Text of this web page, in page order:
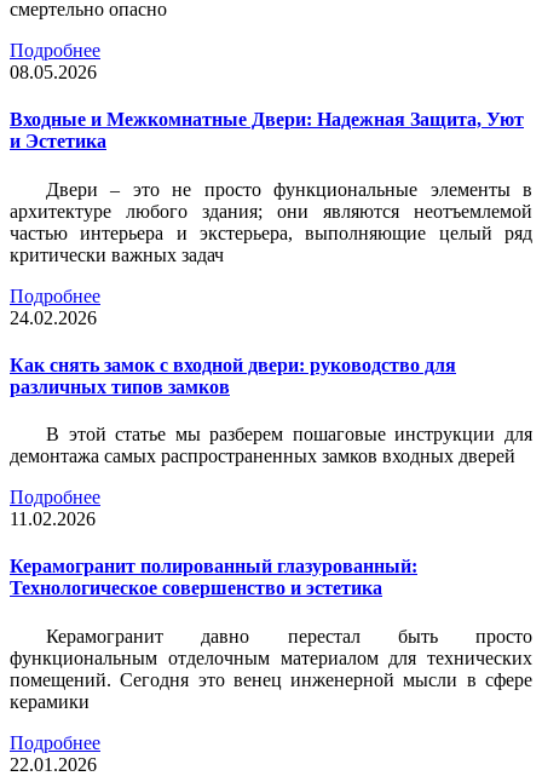
смертельно опасно
Подробнее
08.05.2026
Входные и Межкомнатные Двери: Надежная Защита, Уют
и Эстетика
Двери – это не просто функциональные элементы в
архитектуре любого здания; они являются неотъемлемой
частью интерьера и экстерьера, выполняющие целый ряд
критически важных задач
Подробнее
24.02.2026
Как снять замок с входной двери: руководство для
различных типов замков
В этой статье мы разберем пошаговые инструкции для
демонтажа самых распространенных замков входных дверей
Подробнее
11.02.2026
Керамогранит полированный глазурованный:
Технологическое совершенство и эстетика
Керамогранит давно перестал быть просто
функциональным отделочным материалом для технических
помещений. Сегодня это венец инженерной мысли в сфере
керамики
Подробнее
22.01.2026